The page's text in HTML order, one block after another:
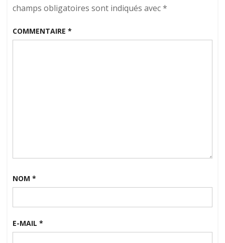
champs obligatoires sont indiqués avec*
COMMENTAIRE *
NOM *
E-MAIL *